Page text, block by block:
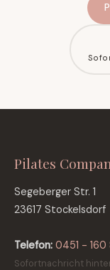
Pilates
Segeberger Str. 1
23617 Stockelsdorf
Telefon: 0451 - 160
Sofortnachricht